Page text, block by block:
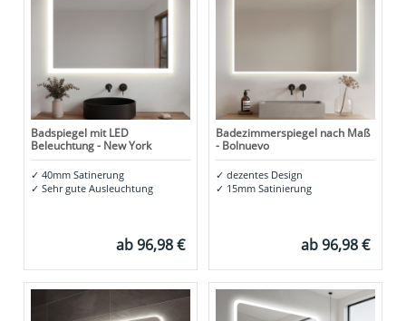
Badspiegel mit LED
Beleuchtung - New York
✓ 40mm Satinerung
✓ Sehr gute Ausleuchtung
ab96,98 €
Badezimmerspiegel nach Maß
- Bolnuevo
✓ dezentes Design
✓ 15mm Satinierung
ab96,98 €